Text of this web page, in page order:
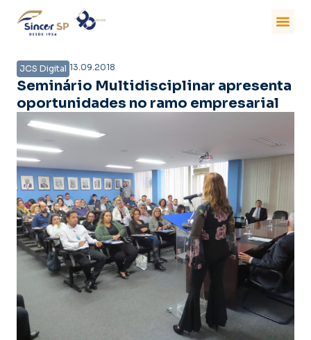
JCS Digital 13.09.2018
Seminário Multidisciplinar apresenta
oportunidades no ramo empresarial